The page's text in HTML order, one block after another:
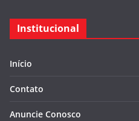
Institucional
Início
Contato
Anuncie Conosco